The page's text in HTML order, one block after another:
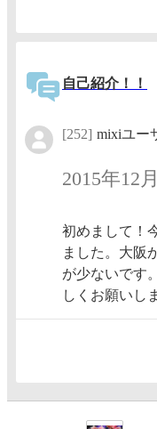
自己紹介！！
[252] mixiユー
2015年12
初めまして！
ました。大阪
が少ないです
しくお願いし